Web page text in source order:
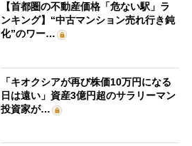
【首都圏の不動産価格「危ない駅」ラ
ンキング】“中古マンション売れ行き鈍
化”のワー…
「キオクシアが再び株価10万円になる
日は遠い」資産3億円超のサラリーマン
投資家が…